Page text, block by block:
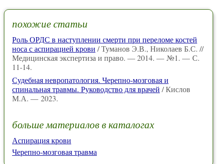
похожие статьи
Роль ОРДС в наступлении смерти при переломе костей
носа с аспирацией крови / Туманов Э.В., Николаев Б.С. //
Медицинская экспертиза и право. — 2014. — №1. — С.
11-14.
Судебная невропатология. Черепно-мозговая и
спинальная травмы. Руководство для врачей / Кислов
М.А. — 2023.
больше материалов в каталогах
Аспирация крови
Черепно-мозговая травма